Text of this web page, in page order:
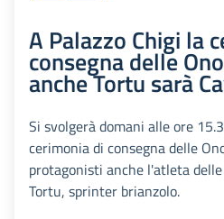
A Palazzo Chigi la
consegna delle
anche Tortu sarà
Si svolgerà domani alle ore
cerimonia di consegna delle
protagonisti anche l'atleta
Tortu, sprinter brianzolo.